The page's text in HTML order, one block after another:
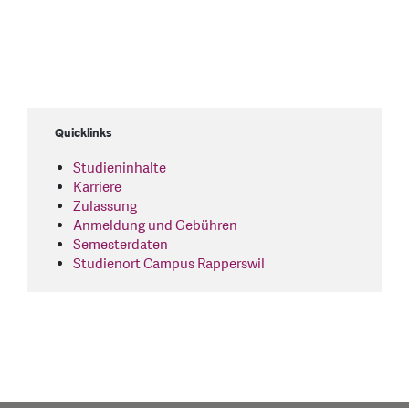
Quicklinks
Studieninhalte
Karriere
Zulassung
Anmeldung und Gebühren
Semesterdaten
Studienort Campus Rapperswil